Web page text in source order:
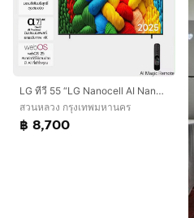
LG ทีวี 55 “LG Nanocell AI Nano 80 4K Smart TV 2025 สินค้าพร้อมกล่องและคู่มือ
สวนหลวง กรุงเทพมหานคร
฿ 8,700